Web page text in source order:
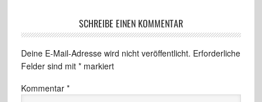
SCHREIBE EINEN KOMMENTAR
Deine E-Mail-Adresse wird nicht veröffentlicht. Erforderliche
Felder sind mit *markiert
Kommentar *